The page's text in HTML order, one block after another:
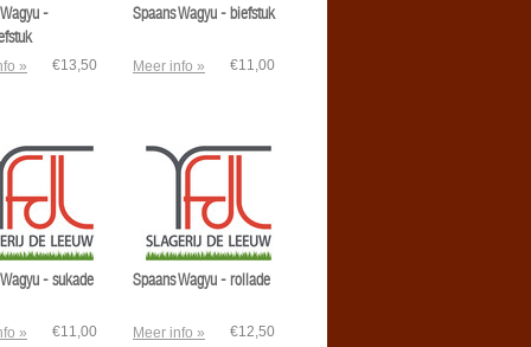
-
» €13,50
Spaans Wagyu - biefstuk
Meer info » €11,00
- sukade
» €11,00
Spaans Wagyu - rollade
Meer info » €12,50